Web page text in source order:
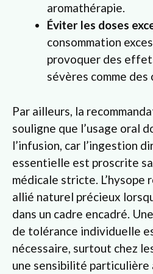
aromathérapie.
Éviter les doses
consommation
provoquer des
sévères comme des
Par ailleurs, la
souligne que l’usage oral
l’infusion, car l’ingestion
essentielle est proscrite
médicale stricte. L’hysope
allié naturel précieux
dans un cadre encadré.
de tolérance individuelle
nécessaire, surtout chez
une sensibilité particulière